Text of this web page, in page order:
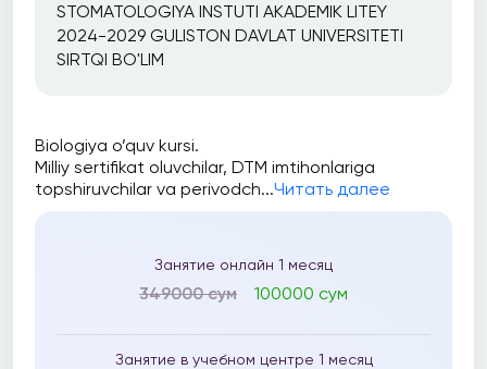
STOMATOLOGIYA INSTUTI AKADEMIK LITEY
2024-2029 GULISTON DAVLAT UNIVERSITETI
SIRTQI BO'LIM
Biologiya o’quv kursi.
Milliy sertifikat oluvchilar, DTM imtihonlariga
topshiruvchilar va perivodch...Читать далее
Занятие онлайн 1 месяц
349000 сум 100000 сум
Занятие в учебном центре 1 месяц